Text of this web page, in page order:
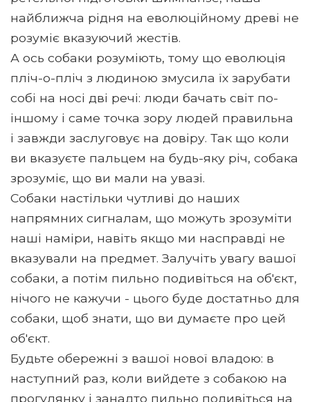
найближча рідня на еволюційному древі не
розуміє вказуючий жестів.
А ось собаки розуміють, тому що еволюція
пліч-о-пліч з людиною змусила їх зарубати
собі на носі дві речі: люди бачать світ по-
іншому і саме точка зору людей правильна
і завжди заслуговує на довіру. Так що коли
ви вказуєте пальцем на будь-яку річ, собака
зрозуміє, що ви мали на увазі.
Собаки настільки чутливі до наших
напрямних сигналам, що можуть зрозуміти
наші наміри, навіть якщо ми насправді не
вказували на предмет. Залучіть увагу вашої
собаки, а потім пильно подивіться на об'єкт,
нічого не кажучи - цього буде достатньо для
собаки, щоб знати, що ви думаєте про цей
об'єкт.
Будьте обережні з вашої нової владою: в
наступний раз, коли вийдете з собакою на
прогулянку і занадто пильно подивіться на